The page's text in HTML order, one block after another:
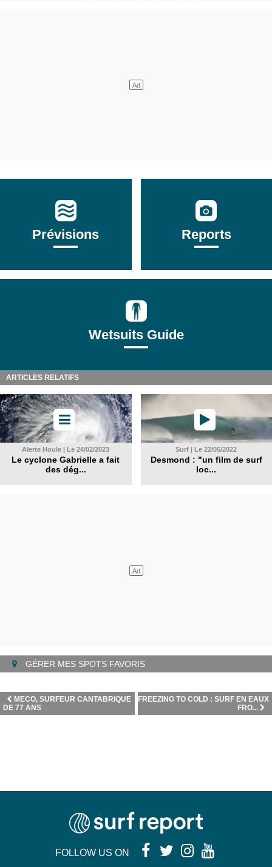
Prévisions Reports
Wetsuits Guide
ARTICLES RELATIFS
Alerte Houle | Le 24/02/2023
Le cyclone Gabrielle a fait
des dég...
Surf | Le 22/05/2022
Desmond : "un film de surf
loc...
GÉRER MES SPOTS FAVORIS
FREEZING TO COLD : SURF EN EAUX
FRO...
MECO, SURFEUR CANTABRIQUE
DE 77 ANS
FOLLOW US ON